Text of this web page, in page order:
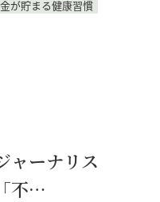
が貯まる健康習慣
ャーナリス
不…